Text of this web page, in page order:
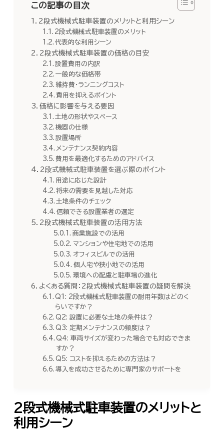
この記事の目次
2段式機械式駐車装置のメリットと利用シーン
2段式機械式駐車装置のメリット
代表的な利用シーン
2段式機械式駐車装置の価格の目安
設置費用の内訳
一般的な価格帯
維持費・ランニングコスト
費用を抑えるポイント
価格に影響を与える要因
土地の形状やスペース
機器の仕様
設置場所
メンテナンス契約内容
費用を最適化するためのアドバイス
2段式機械式駐車装置を選ぶ際のポイント
用途に応じた設計
将来の需要を見越した対応
土地条件のチェック
信頼できる設置業者の選定
2段式機械式駐車装置の活用方法
商業施設での活用
マンションや住宅地での活用
オフィスビルでの活用
個人宅や狭小地での活用
環境への配慮と駐車場の進化
よくある質問：2段式機械式駐車装置の疑問を解決
Q1: 2段式機械式駐車装置の耐用年数はどのく
らいですか？
Q2: 設置に必要な土地の条件は？
Q3: 定期メンテナンスの頻度は？
Q4: 車両サイズが変わった場合でも対応できま
すか？
Q5: コストを抑えるための方法は？
導入を成功させるために専門家のサポートを
2段式機械式駐車装置のメリットと
利用シーン